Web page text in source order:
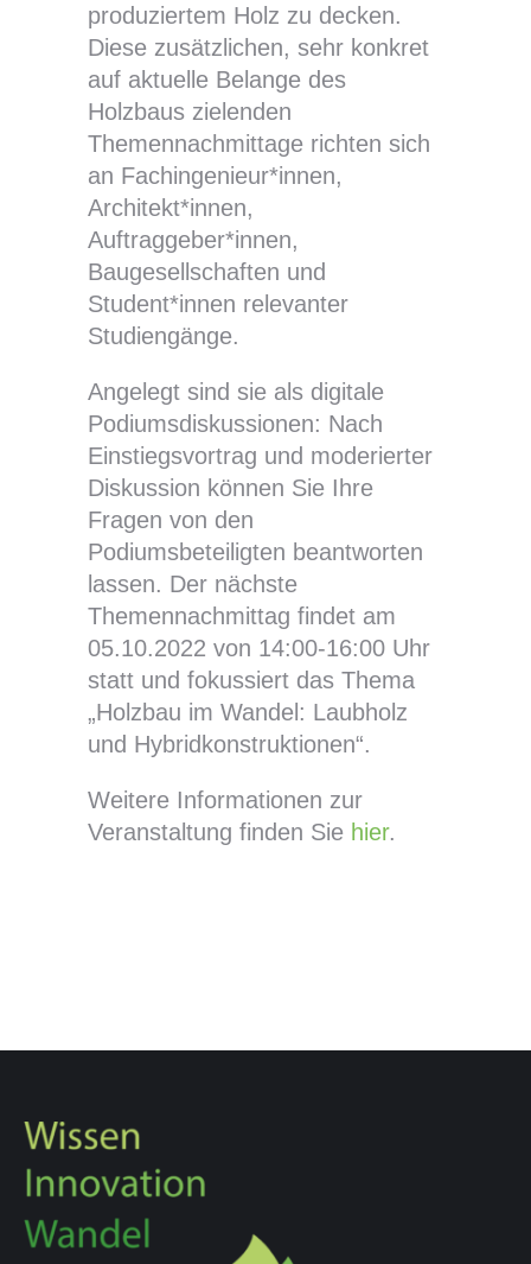
produziertem Holz zu decken.
Diese zusätzlichen, sehr konkret
auf aktuelle Belange des
Holzbaus zielenden
Themennachmittage richten sich
an Fachingenieur*innen,
Architekt*innen,
Auftraggeber*innen,
Baugesellschaften und
Student*innen relevanter
Studiengänge.
Angelegt sind sie als digitale
Podiumsdiskussionen: Nach
Einstiegsvortrag und moderierter
Diskussion können Sie Ihre
Fragen von den
Podiumsbeteiligten beantworten
lassen. Der nächste
Themennachmittag findet am
05.10.2022 von 14:00-16:00 Uhr
statt und fokussiert das Thema
„Holzbau im Wandel: Laubholz
und Hybridkonstruktionen“.
Weitere Informationen zur
Veranstaltung finden Sie hier.